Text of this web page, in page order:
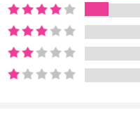
히 보여 주는 작품이기도 하
이 주는 달콤한 환상은 시대
작용한다. 하지만 『소공녀』
작품이 아니다. 삶의 나락으
자존감과 인간으로서의 품위